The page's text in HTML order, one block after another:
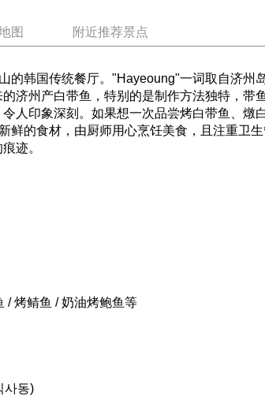
图 附近推荐景点
的韩国传统餐厅。"Hayeoung"一词取自济州
济州产白带鱼，特别的是制作方法独特，
人印象深刻。如果想一次品尝烤白带鱼、
鲜的食材，由厨师用心烹饪美食，且注重卫
迹。
/ 烤鲭鱼 / 奶油烤鲍鱼等
사동)